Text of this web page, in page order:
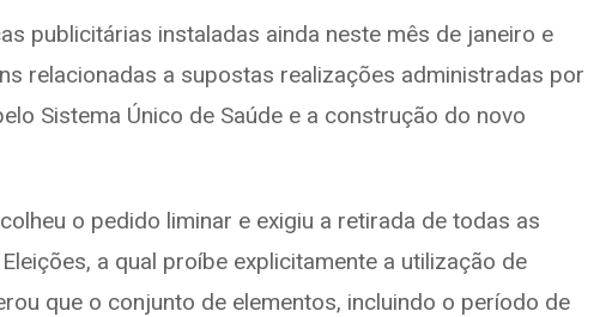
publicitárias instaladas ainda neste mês de janeiro e
relacionadas a supostas realizações administradas por
Sistema Único de Saúde e a construção do novo
o pedido liminar e exigiu a retirada de todas as
a qual proíbe explicitamente a utilização de
que o conjunto de elementos, incluindo o período de